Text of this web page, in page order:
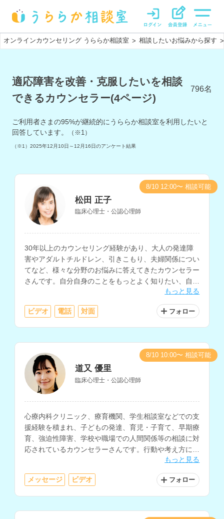
オンラインカウンセリング うららか相談室 > 相談したいお悩みから探す >
適応障害を改善・克服したいを相談
できるカウンセラー(4ページ)
796名
ご利用者さまの95%が継続的にうららか相談室を利用したいと
回答しています。
（※1）
（※1） 2025年12月10日～12月16日のアンケート結果
松田 正子
臨床心理士・公認心理師
30年以上のカウンセリング経験があり、大人の発達障
害やアダルトチルドレン、引きこもり、夫婦関係につい
てなど、様々な分野のお悩みに答えてきたカウンセラー
さんです。自分自身のことをもっとよく知りたい、自分
らしく生きたいと考えている方にもおすすめです。
もっと見る
ビデオ 電話 対面 フォロー
8/10 12:00〜 相談可能
道又 優里
臨床心理士・公認心理師
心療内科クリニック、療育機関、学生相談室などでの支
援経験を積まれ、子どもの発達、育児・子育て、早期療
育、強迫性障害、学校や職場での人間関係等の相談に対
応されているカウンセラーさんです。行動や考え方に焦
もっと見る
メッセージ ビデオ フォロー
8/10 10:00〜 相談可能